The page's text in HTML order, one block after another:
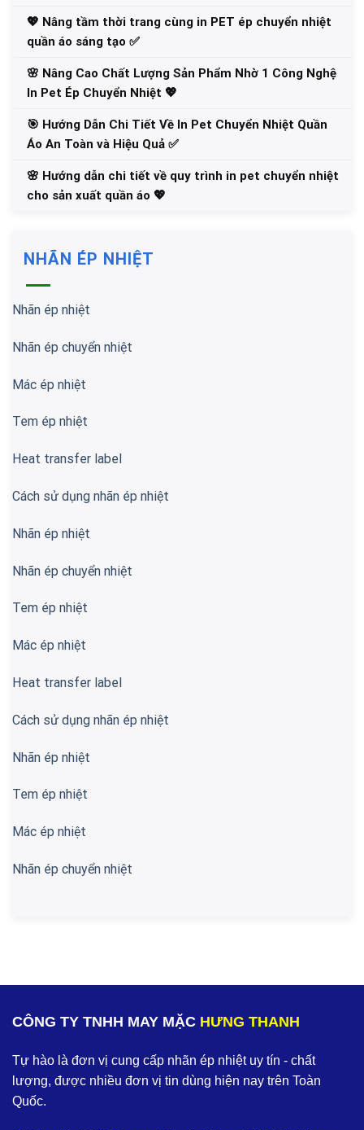
💖 Nâng tầm thời trang cùng in PET ép chuyển nhiệt
quần áo sáng tạo ✅
🌸 Nâng Cao Chất Lượng Sản Phẩm Nhờ 1 Công Nghệ
In Pet Ép Chuyển Nhiệt 💖
🎯 Hướng Dẫn Chi Tiết Về In Pet Chuyển Nhiệt Quần
Áo An Toàn và Hiệu Quả ✅
🌸 Hướng dẫn chi tiết về quy trình in pet chuyển nhiệt
cho sản xuất quần áo 💖
NHÃN ÉP NHIỆT
Nhãn ép nhiệt
Nhãn ép chuyển nhiệt
Mác ép nhiệt
Tem ép nhiệt
Heat transfer label
Cách sử dụng nhãn ép nhiệt
Nhãn ép nhiệt
Nhãn ép chuyển nhiệt
Tem ép nhiệt
Mác ép nhiệt
Heat transfer label
Cách sử dụng nhãn ép nhiệt
Nhãn ép nhiệt
Tem ép nhiệt
Mác ép nhiệt
Nhãn ép chuyển nhiệt
CÔNG TY TNHH MAY MẶC HƯNG THANH
Tự hào là đơn vị cung cấp nhãn ép nhiệt uy tín - chất
lượng, được nhiều đơn vị tin dùng hiện nay trên Toàn
Quốc.